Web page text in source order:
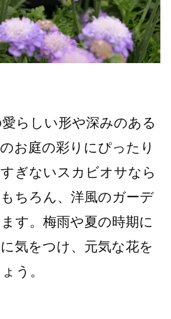
らしい形や深みのある
お庭の彩りにぴったり
ぎないスカビオサなら
ちろん、洋風のガーデ
す。梅雨や夏の時期に
気をつけ、元気な花を
う。